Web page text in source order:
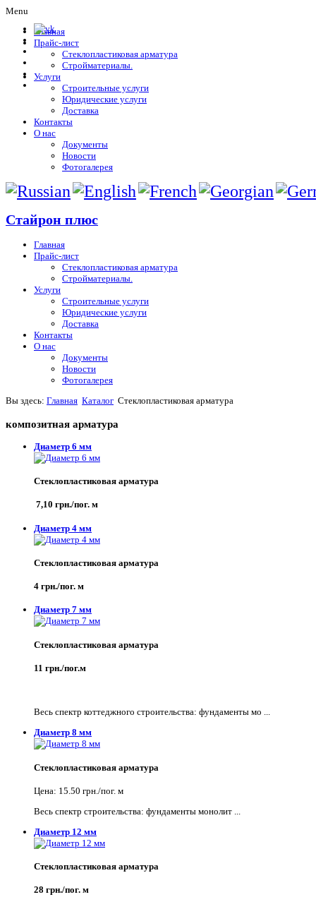
Menu
Главная
Прайс-лист
Стеклопластиковая арматура
Стройматериалы.
Услуги
Строительные услуги
Юридические услуги
Доставка
Контакты
О нас
Документы
Новости
Фотогалерея
Стайрон плюс
Главная
Прайс-лист
Стеклопластиковая арматура
Стройматериалы.
Услуги
Строительные услуги
Юридические услуги
Доставка
Контакты
О нас
Документы
Новости
Фотогалерея
Вы здесь: Главная Каталог Стеклопластиковая арматура
композитная арматура
Диаметр 6 мм
Стеклопластиковая арматура
7,10 грн./пог. м
Диаметр 4 мм
Стеклопластиковая арматура
4 грн./пог. м
Диаметр 7 мм
Стеклопластиковая арматура
11 грн./пог.м
Весь спектр коттеджного строительства: фундаменты мо ...
Диаметр 8 мм
Стеклопластиковая арматура
Цена: 15.50 грн./пог. м
Весь спектр строительства: фундаменты монолит ...
Диаметр 12 мм
Стеклопластиковая арматура
28 грн./пог. м